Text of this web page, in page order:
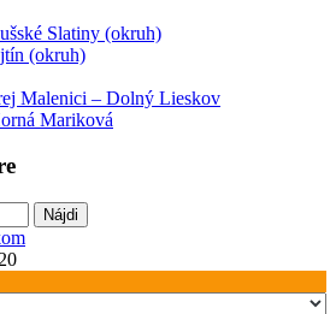
Slatiny (okruh)
(okruh)
Malenici – Dolný Lieskov
Mariková